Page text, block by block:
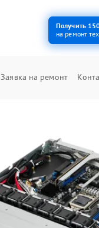
Получить
на ремонт
Заявка на ремонт